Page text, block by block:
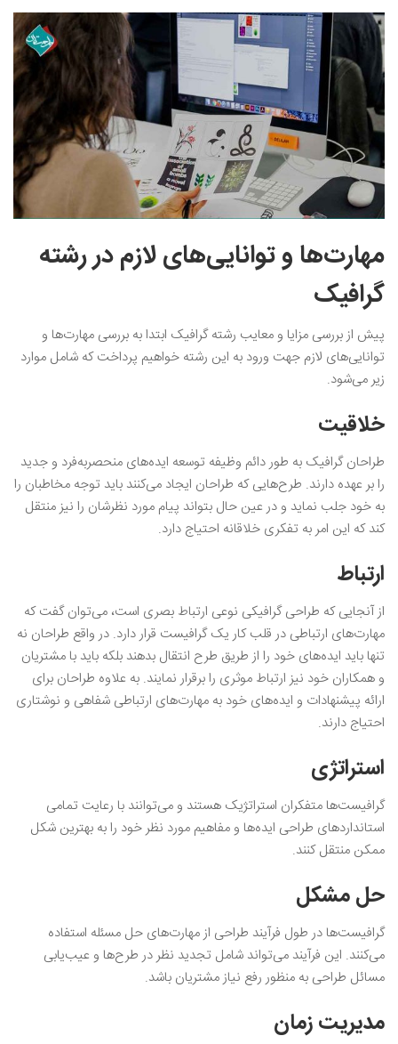
مهارت‌ها و توانایی‌های لازم در رشته
گرافیک
پیش از بررسی مزایا و معایب رشته گرافیک ابتدا به بررسی مهارت‌ها و
توانایی‌های لازم جهت ورود به این رشته خواهیم پرداخت که شامل موارد
زیر می‌شود.
خلاقیت
طراحان گرافیک به طور دائم وظیفه توسعه ایده‌های منحصربه‌فرد و جدید
را بر عهده دارند. طرح‌هایی که طراحان ایجاد می‌کنند باید توجه مخاطبان را
به خود جلب نماید و در عین حال بتواند پیام مورد نظرشان را نیز منتقل
کند که این امر به تفکری خلاقانه احتیاج دارد.
ارتباط
از آنجایی که طراحی گرافیکی نوعی ارتباط بصری است، می‌توان گفت که
مهارت‌های ارتباطی در قلب کار یک گرافیست قرار دارد. در واقع طراحان نه
تنها باید ایده‌های خود را از طریق طرح انتقال بدهند بلکه باید با مشتریان
و همکاران خود نیز ارتباط موثری را برقرار نمایند‌. به علاوه طراحان برای
ارائه پیشنهادات و ایده‌های خود به مهارت‌های ارتباطی شفاهی و نوشتاری
احتیاج دارند.
استراتژی
گرافیست‌ها متفکران استراتژیک هستند و می‌توانند با رعایت تمامی
استانداردهای طراحی ایده‌ها و مفاهیم مورد نظر خود را به بهترین شکل
ممکن منتقل کنند.
حل مشکل
گرافیست‌ها در طول فرآیند طراحی از مهارت‌های حل مسئله استفاده
می‌کنند. این فرآیند می‌تواند شامل تجدید نظر در طرح‌ها و عیب‌یابی
مسائل طراحی به منظور رفع نیاز مشتریان باشد.
مدیریت زمان